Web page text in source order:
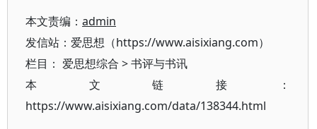
本文责编： admin
发信站：爱思想（https://www.aisixiang.com）
栏目： 爱思想综合 >书评与书讯
本文链接：
https://www.aisixiang.com/data/138344.html